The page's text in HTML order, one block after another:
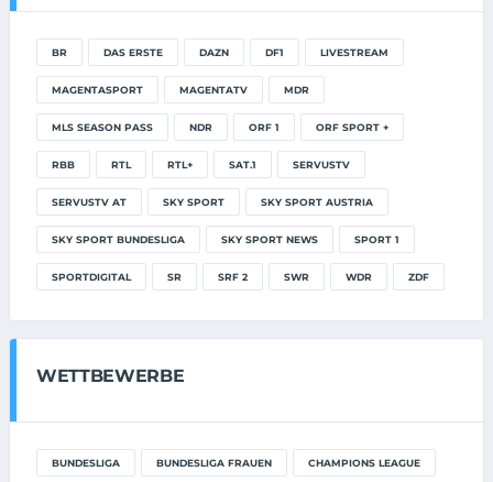
BR DAS ERSTE DAZN DF1 LIVESTREAM
MAGENTASPORT MAGENTATV MDR
MLS SEASON PASS NDR ORF 1 ORF SPORT +
RBB RTL RTL+ SAT.1 SERVUSTV
SERVUSTV AT SKY SPORT SKY SPORT AUSTRIA
SKY SPORT BUNDESLIGA SKY SPORT NEWS SPORT 1
SPORTDIGITAL SR SRF 2 SWR WDR ZDF
WETTBEWERBE
BUNDESLIGA BUNDESLIGA FRAUEN CHAMPIONS LEAGUE